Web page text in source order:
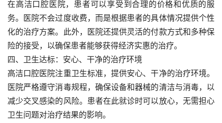
在高洁口腔医院，患者可以享受到合理的价格和优质的服
务。医院不会过度收费，而是根据患者的具体情况提供个性
化的治疗方案。此外，医院还提供灵活的付款方式和多种保
险的接受，以确保患者能够获得经济实惠的治疗。
四、卫生达标：安心、干净的治疗环境
高洁口腔医院注重卫生标准，提供安心、干净的治疗环境。
医院严格遵守消毒规程，确保设备和器械的清洁与消毒，以
减少交叉感染的风险。患者在此就诊时可以放心，无需担心
卫生问题对治疗结果的影响。